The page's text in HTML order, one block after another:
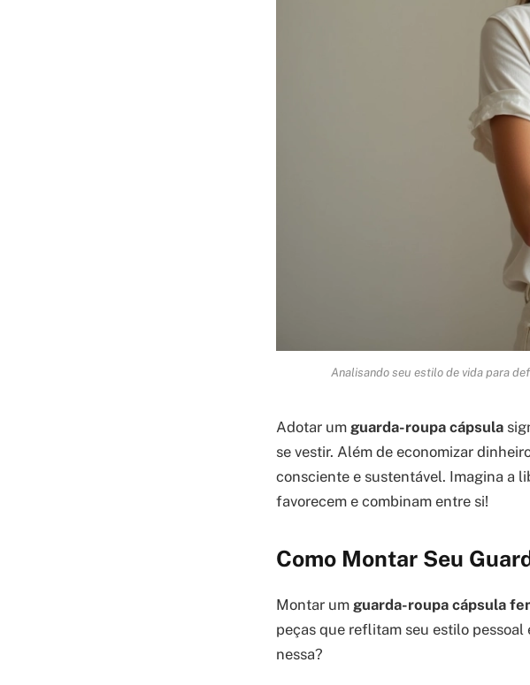
Analisando seu estilo de vida para
Adotar um guarda-roupa cápsula
se vestir. Além de economizar
consciente e sustentável. Imagina a
favorecem e combinam entre si!
Como Montar Seu
Montar um guarda-roupa cápsula
peças que reflitam seu estilo pessoal
nessa?